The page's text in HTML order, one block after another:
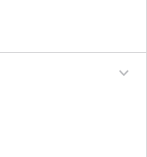
expand_more